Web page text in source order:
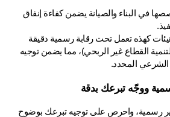
تخصصها في البناء والصيانة يضمن كفاءة إنفاق
هيئات كهذه تعمل تحت رقابة رسمية دقيقة
(كالمركز الوطني لتنمية القطاع غير الربحي)، مما يضمن توجيه
المحدد.
ووجّه تبرعك بدقة
تجنب أي قنوات غير رسمية، واحرص على توجيه تبرعك بوضوح